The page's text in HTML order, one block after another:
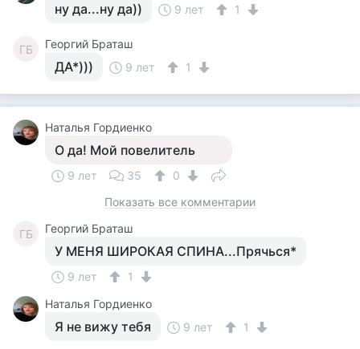
ну да...ну да)) 9 лет 1
ГБ Георгий Браташ
ДА*))) 9 лет 1
Наталья Гордиенко
О да! Мой повелитель
9 лет 35
0
Показать все комментарии
ГБ Георгий Браташ
У МЕНЯ ШИРОКАЯ СПИНА...Прячься*
9 лет
1
Наталья Гордиенко
Я не вижу тебя 9 лет 1